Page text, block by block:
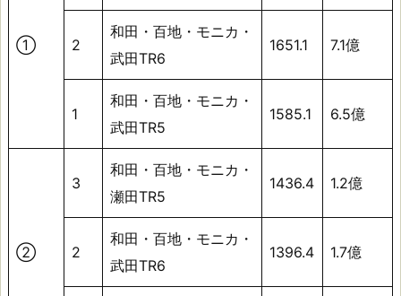
① 2
和田・百地・モニカ・
武田TR6
1651.1 7.1億
1
和田・百地・モニカ・
武田TR5
1585.1 6.5億
②
3
和田・百地・モニカ・
瀬田TR5
1436.4 1.2億
2
和田・百地・モニカ・
武田TR6
1396.4 1.7億